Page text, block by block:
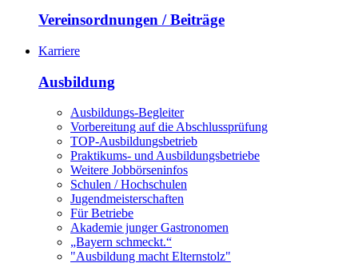
Vereinsordnungen / Beiträge
Karriere
Ausbildung
Ausbildungs-Begleiter
Vorbereitung auf die Abschlussprüfung
TOP-Ausbildungsbetrieb
Praktikums- und Ausbildungsbetriebe
Weitere Jobbörseninfos
Schulen / Hochschulen
Jugendmeisterschaften
Für Betriebe
Akademie junger Gastronomen
„Bayern schmeckt.“
"Ausbildung macht Elternstolz"